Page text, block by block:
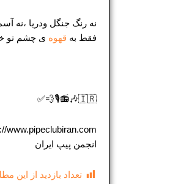
نه رنگ جنگل ودریا ،نه
فقط به قهوه ی چشم تو
🇮🇷🎶📻🎙💨✅
www.pipeclubiran.com/
انجمن پیپ ایران
تعداد بازدید از این